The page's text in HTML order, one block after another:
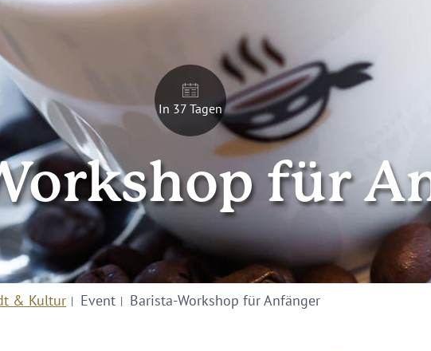
In 37 Tagen
für
& Kultur Event Barista-Workshop für Anfänger